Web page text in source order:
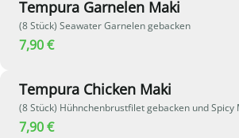
Tempura Garnelen Maki
(8 Stück) Seawater Garnelen gebacken
7,90 €
Tempura Chicken Maki
(8 Stück) Hühnchenbrustfilet gebacken und Spicy
7,90 €